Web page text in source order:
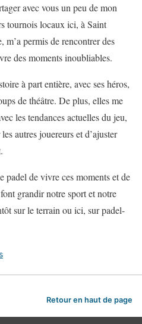
avec vous un peu de mon
tournois locaux ici, à Saint
m’a permis de rencontrer des
des moments inoubliables.
à part entière, avec ses héros,
de théâtre. De plus, elles me
les tendances actuelles du jeu,
autres jouereurs et d’ajuster
padel de vivre ces moments et de
grandir notre sport et notre
sur le terrain ou ici, sur padel-
Retour en haut de page